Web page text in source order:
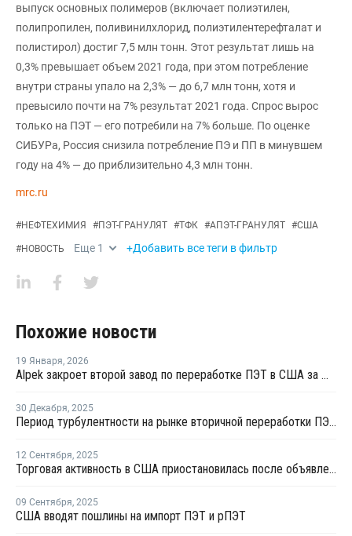
выпуск основных полимеров (включает полиэтилен,
полипропилен, поливинилхлорид, полиэтилентерефталат и
полистирол) достиг 7,5 млн тонн. Этот результат лишь на
0,3% превышает объем 2021 года, при этом потребление
внутри страны упало на 2,3% — до 6,7 млн тонн, хотя и
превысило почти на 7% результат 2021 года. Спрос вырос
только на ПЭТ — его потребили на 7% больше. По оценке
СИБУРа, Россия снизила потребление ПЭ и ПП в минувшем
году на 4% — до приблизительно 4,3 млн тонн.
mrc.ru
#НЕФТЕХИМИЯ #ПЭТ-ГРАНУЛЯТ #ТФК #АПЭТ-ГРАНУЛЯТ #США
#НОВОСТЬ Еще 1 +Добавить все теги в фильтр
Похожие новости
19 Января, 2026
Alpek закроет второй завод по переработке ПЭТ в США за шесть месяцев
30 Декабря, 2025
Период турбулентности на рынке вторичной переработки ПЭТ в США продолжится в 2026 году
12 Сентября, 2025
Торговая активность в США приостановилась после объявления о введении тарифов на ПЭТ
09 Сентября, 2025
США вводят пошлины на импорт ПЭТ и рПЭТ